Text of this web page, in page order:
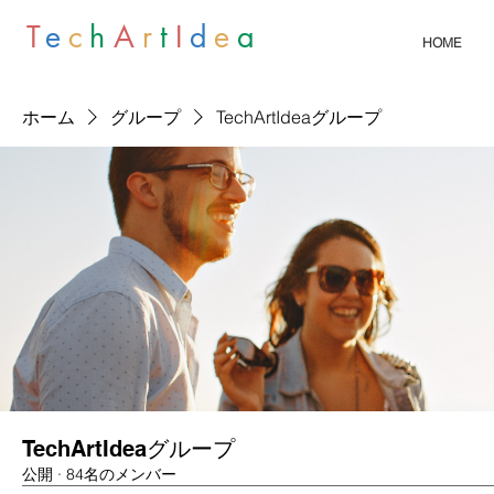
Te c hA r t I d e a HOME
ホーム グループ TechArtIdeaグループ
TechArtIdeaグループ
公開 · 84名のメンバー